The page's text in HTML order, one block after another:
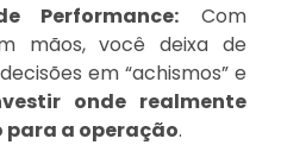
Performance: Com
mãos, você deixa de
em “achismos” e
onde realmente
a operação.